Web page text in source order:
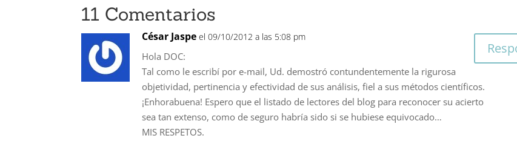
11 Comentarios
César Jaspe el 09/10/2012 a las 5:08 pm
Hola DOC:
Tal como le escribí por e-mail, Ud. demostró contundentemente la rigurosa
objetividad, pertinencia y efectividad de sus análisis, fiel a sus métodos científicos.
¡Enhorabuena! Espero que el listado de lectores del blog para reconocer su acierto
sea tan extenso, como de seguro habría sido si se hubiese equivocado…
MIS RESPETOS.